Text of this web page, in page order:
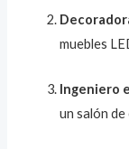
muebles
Ingeniero
un salón